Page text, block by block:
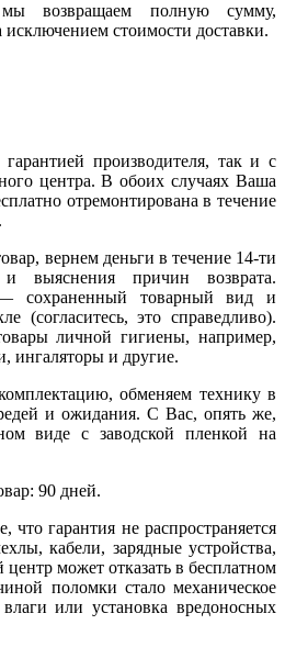
возвращаем полную сумму,
исключением стоимости доставки.
производителя, так и с
центра. В обоих случаях Ваша
отремонтирована в течение
вернем деньги в течение 14-ти
выяснения причин возврата.
— сохраненный товарный вид и
(согласитесь, это справедливо).
личной гигиены, например,
ингаляторы и другие.
обменяем технику в
и ожидания. С Вас, опять же,
виде с заводской пленкой на
90 дней.
гарантия не распространяется
кабели, зарядные устройства,
может отказать в бесплатном
поломки стало механическое
или установка вредоносных